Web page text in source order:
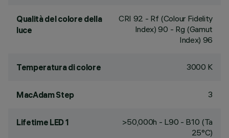
Qualità del colore della
luce
CRI 92 - Rf (Colour Fidelity
Index) 90 - Rg (Gamut
Index) 96
Temperatura di colore 3000 K
MacAdam Step 3
Lifetime LED 1
>50,000h - L90 - B10 (Ta
25°C)